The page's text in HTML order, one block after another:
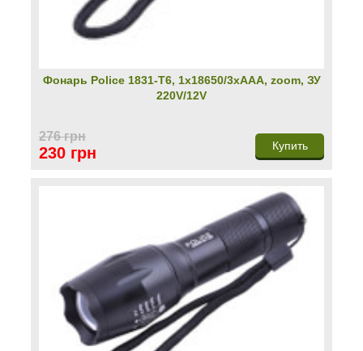
Фонарь Police 1831-T6, 1х18650/3хААА, zoom, ЗУ
220V/12V
276 грн
230 грн Купить